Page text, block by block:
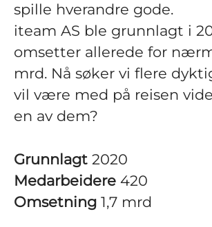
spille hverandre gode.
iteam AS ble grunnlagt i
omsetter allerede for
mrd. Nå søker vi flere
vil være med på reisen
en av dem?
Grunnlagt 2020
Medarbeidere 420
Omsetning 1,7 mrd